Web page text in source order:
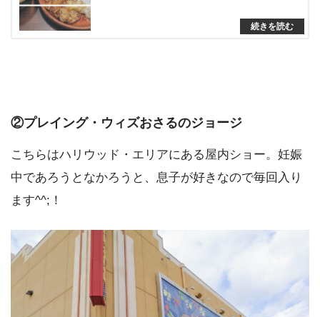
②プレイング・ウィズおさるのジョージ
こちらはハリウッド・エリアにある屋内ショー。妊娠
中であろうとなかろうと、息子が好きなので毎回入り
ます^^;！